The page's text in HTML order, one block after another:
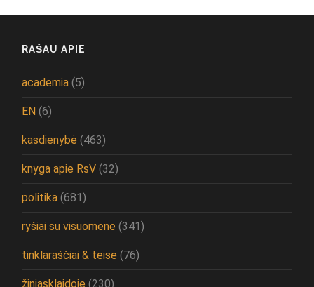
RAŠAU APIE
academia (5)
EN (6)
kasdienybė (463)
knyga apie RsV (32)
politika (681)
ryšiai su visuomene (341)
tinklaraščiai & teisė (76)
žiniasklaidoje (230)